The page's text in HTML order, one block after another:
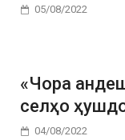
05/08/2022
«Чора
селҳо
04/08/2022